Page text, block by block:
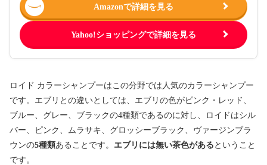
Amazonで詳細を見る
Yahoo!ショッピングで詳細を見る
ロイド カラーシャンプーはこの分野では人気のカラーシャンプー
です。エブリとの違いとしては、エブリの色がピンク・レッド、
ブルー、グレー、ブラックの4種類であるのに対し、ロイドはシル
バー、ピンク、ムラサキ、グロッシーブラック、ヴァージンブラ
ウンの5種類あることです。 エブリには無い茶色がある ということ
です。